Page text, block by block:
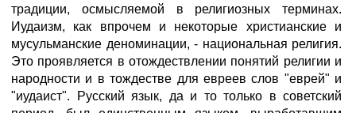
традиции, осмысляемой в религиозных терминах.
Иудаизм, как впрочем и некоторые христианские и
мусульманские деноминации, - национальная религия.
Это проявляется в отождествлении понятий религии и
народности и в тождестве для евреев слов "еврей" и
"иудаист". Русский язык, да и то только в советский